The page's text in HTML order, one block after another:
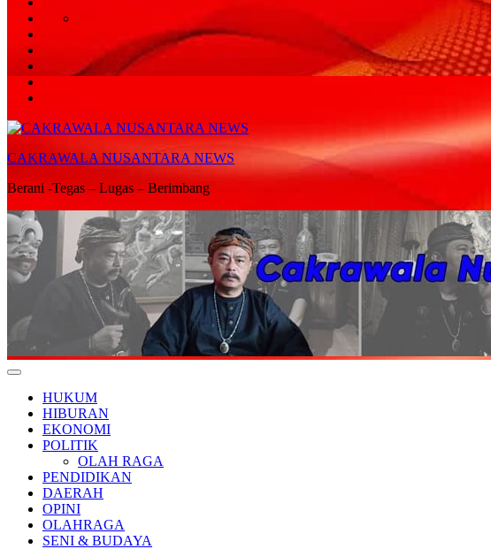
POLITIK
OLAHRAGA
BUDAYA
CAKRAWALA NUSANTARA NEWS
Berani -Tegas – Lugas – Berimbang
HUKUM
HIBURAN
EKONOMI
POLITIK
OLAH RAGA
PENDIDIKAN
DAERAH
OPINI
OLAHRAGA
SENI & BUDAYA